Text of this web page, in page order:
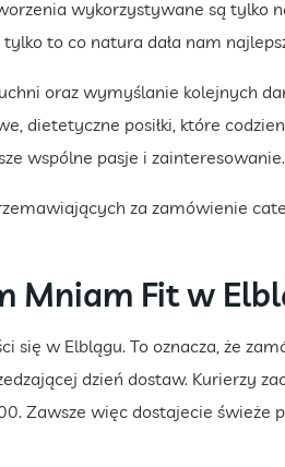
wykorzystywane są tylko
to co natura dała nam
oraz wymyślanie kolejnych
dietetyczne posiłki, które
wspólne pasje i zainteresowanie.
za zamówienie
Mniam Fit w
w Elblągu. To oznacza, że
dzień dostaw. Kurierzy
Zawsze więc dostajecie świeże